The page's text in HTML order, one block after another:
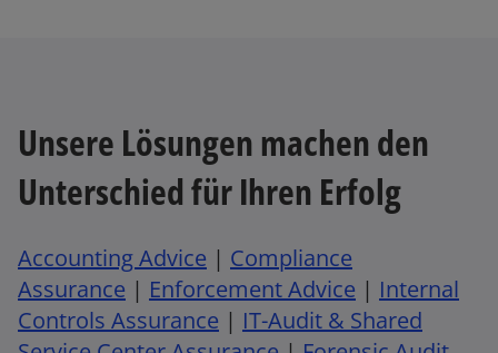
Unsere Lösungen machen den
Unterschied für Ihren Erfolg
Accounting Advice | Compliance
Assurance | Enforcement Advice | Internal
Controls Assurance | IT-Audit & Shared